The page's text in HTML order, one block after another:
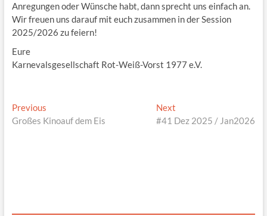
Anregungen oder Wünsche habt, dann sprecht uns einfach an.
Wir freuen uns darauf mit euch zusammen in der Session
2025/2026 zu feiern!
Eure
Karnevalsgesellschaft Rot-Weiß-Vorst 1977 e.V.
Beitragsnavigation
PreviousPrevious
post:
Großes Kinoauf dem Eis
Next
post:
#41 Dez 2025 / Jan2026